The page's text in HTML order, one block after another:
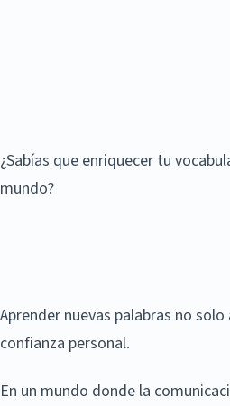
¿Sabías que enriquecer tu
mundo?
Aprender nuevas palabras no
confianza personal.
En un mundo donde la